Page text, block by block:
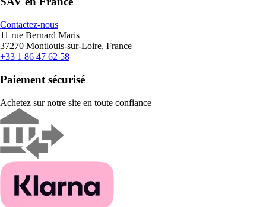
Contactez-nous
11 rue Bernard Maris
37270 Montlouis-sur-Loire, France
+33 1 86 47 62 58
Paiement sécurisé
Achetez sur notre site en toute confiance